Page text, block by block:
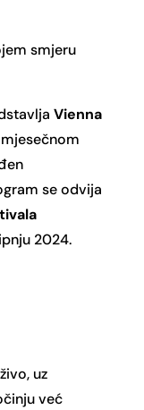
smjeru
Vienna
se odvija
2024.
uz
već